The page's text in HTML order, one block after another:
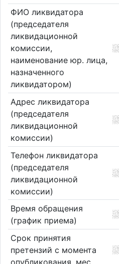
ФИО ликвидатора
(председателя
ликвидационной
комиссии,
наименование юр. лица,
назначенного
ликвидатором)
Адрес ликвидатора
(председателя
ликвидационной
комиссии)
Телефон ликвидатора
(председателя
ликвидационной
комиссии)
Время обращения
(график приема)
Срок принятия
претензий с момента
опубликования, мес.